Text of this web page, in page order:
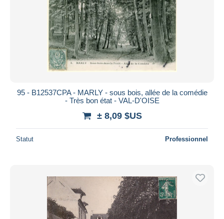
95 - B12537CPA - MARLY - sous bois, allée de la comédie
- Très bon état - VAL-D'OISE
± 8,09 $US
Statut Professionnel